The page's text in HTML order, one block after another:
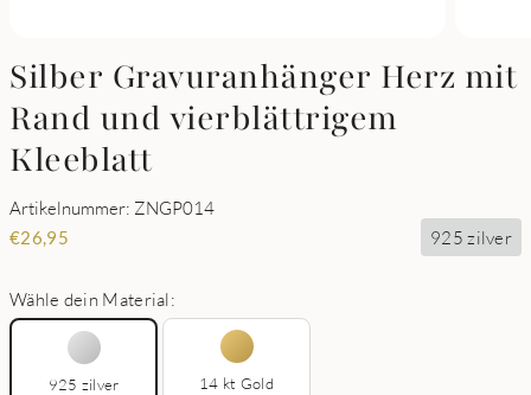
Silber Gravuranhänger Herz mit
Rand und vierblättrigem
Kleeblatt
Artikelnummer: ZNGP014
€26,95 925 zilver
Wähle dein Material:
925 zilver 14 kt Gold